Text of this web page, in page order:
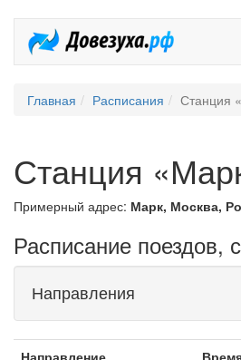
Главная Расписания Станция
Станция
Примерный адрес: Марк, Москва,
Расписание поездов,
Направления
Направление